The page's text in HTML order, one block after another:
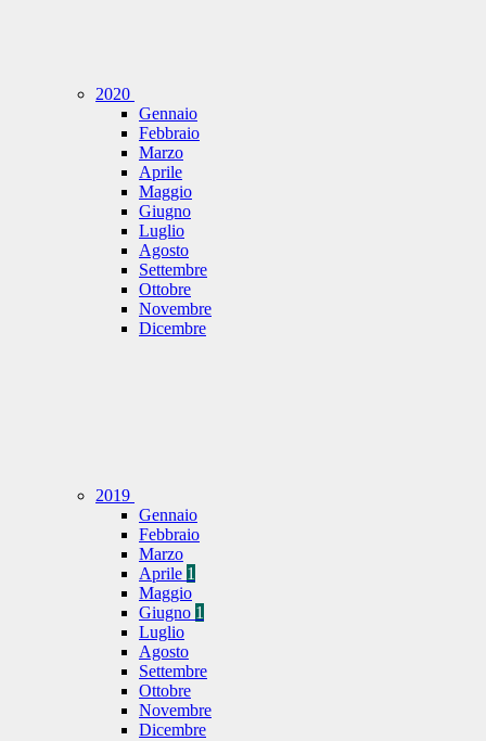
2020
Gennaio
Febbraio
Marzo
Aprile
Maggio
Giugno
Luglio
Agosto
Settembre
Ottobre
Novembre
Dicembre
2019
Gennaio
Febbraio
Marzo
Aprile 1
Maggio
Giugno 1
Luglio
Agosto
Settembre
Ottobre
Novembre
Dicembre